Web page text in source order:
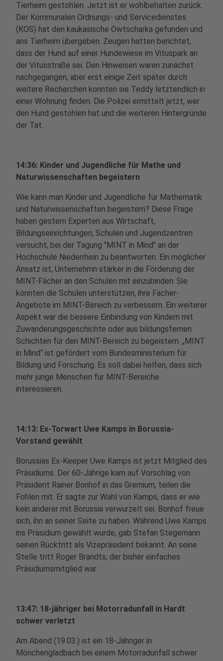
Tierheim gestohlen. Jetzt ist er wohlbehalten zurück.
Der Kommunalen Ordnungs- und Servicedienstes
(KOS) hat den kaukasische Owtscharka gefunden und
ans Tierheim übergeben. Zeugen hatten berichtet,
dass der Hund auf einer Hundewiese im Vituspark an
der Vitusstraße sei. Den Hinweisen waren zunächst
nachgegangen, aber erst einige Zeit später durch
weitere Recherchen konnten sie Teddy letztendlich in
einer Wohnung finden. Die Polizei ermittelt jetzt, wer
den Hund gestohlen hat und die weiteren Hintergründe
der Tat.
14:36: Kinder und Jugendliche für Mathe und
Naturwissenschaften begeistern
Wie kann man Kinder und Jugendliche für Mathematik
und Naturwissenschaften begeistern? Diese Frage
haben gestern Experten aus Wirtschaft,
Bildungseinrichtungen, Schulen und Jugendzentren
versucht, bei der Tagung "MINT in Mind" an der
Hochschule Niederrhein zu beantworten. Ein möglicher
Ansatz ist, Unternehmn stärker in die Förderung der
MINT-Fächer an den Schulen mit einzubinden. Sie
könnten die Schulen unterstützen, ihre Fächer-
Angebote im MINT-Bereich zu verbessern. Ein weiterer
Aspekt war die bessere Einbindung von Kindern mit
Zuwanderungsgeschichte oder aus bildungsfernen
Schichten für den MINT-Bereich zu begeistern. „MINT
in Mind“ ist gefördert vom Bundesministerium für
Bildung und Forschung. Es soll dabei helfen, dass sich
mehr junge Menschen für MINT-Bereiche
interessieren.
14:13: Ex-Torwart Uwe Kamps in Borussia-
Vorstand gewählt
Borussias Ex-Keeper Uwe Kamps ist jetzt Mitglied des
Präsidiums. Der 60-Jährige kam auf Vorschlag von
Präsident Rainer Bonhof in das Gremium, teilen die
Fohlen mit. Er sagte zur Wahl von Kamps, dass er wie
kein anderer mit Borussia verwurzelt sei. Bonhof freue
sich, ihn an seiner Seite zu haben. Während Uwe Kamps
ins Präsidium gewählt wurde, gab Stefan Stegemann
seinen Rücktritt als Vizepräsident bekannt. An seine
Stelle tritt Roger Brandts, der bisher einfaches
Präsidiumsmitglied war.
13:47: 18-jähriger bei Motorradunfall in Hardt
schwer verletzt
Am Abend (19.03.) ist ein 18-Jähriger in
Mönchengladbach bei einem Motorradunfall schwer